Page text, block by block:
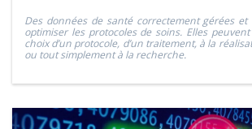
Des données de santé correctement gérées et
optimiser les protocoles de soins. Elles
choix d’un protocole, d’un traitement, à la
ou tout simplement à la recherche.